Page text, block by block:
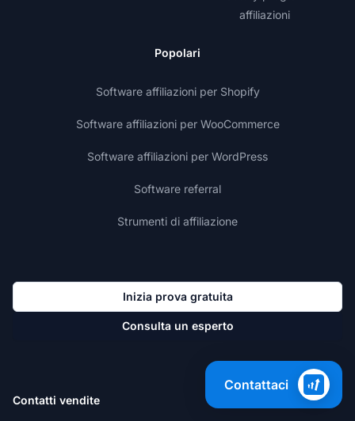
affiliazioni
Popolari
Software affiliazioni per Shopify
Software affiliazioni per WooCommerce
Software affiliazioni per WordPress
Software referral
Strumenti di affiliazione
Inizia prova gratuita
Consulta un esperto
Contatti vendite
Contattaci